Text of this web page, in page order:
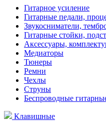
Гитарное усиление
Гитарные педали,
Звукосниматели,
Гитарные стойки,
Аксессуары,
Медиаторы
Тюнеры
Ремни
Чехлы
Струны
Беспроводные
Клавишные